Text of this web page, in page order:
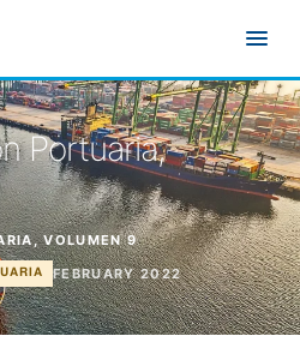
Portuaria,
VOLUMEN 9
FEBRUARY 2022